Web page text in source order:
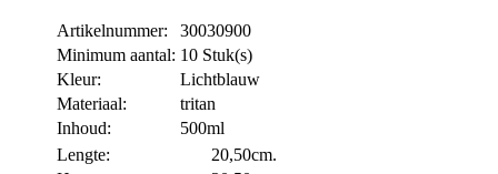
Artikelnummer:
30030900
Minimum aantal: 10 Stuk(s)
Kleur:
Lichtblauw
Materiaal:
tritan
Inhoud:
500ml
Lengte:
20,50cm.